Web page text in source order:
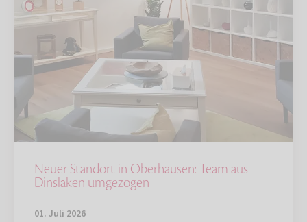
Neuer Standort in Oberhausen: Team aus
Dinslaken umgezogen
01. Juli 2026